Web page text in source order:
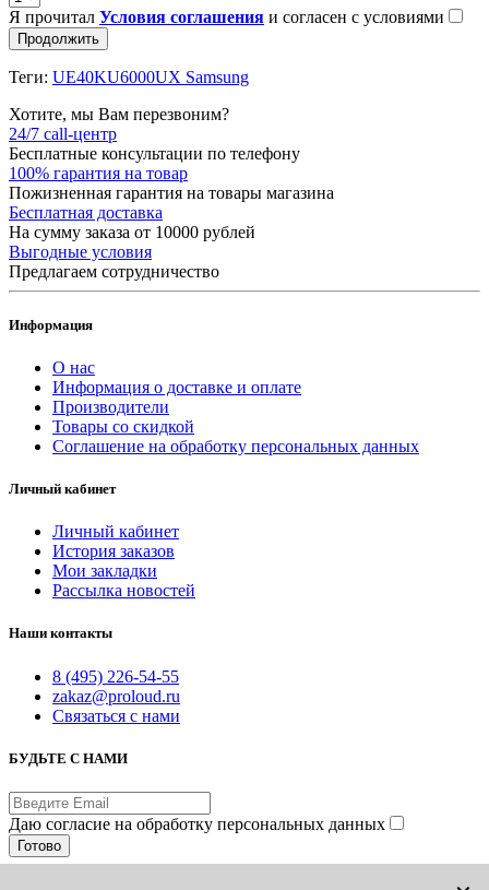
Я прочитал Условия соглашения и согласен с условиями
Продолжить
Теги: UE40KU6000UX Samsung
Хотите, мы Вам перезвоним?
24/7 call-центр
Бесплатные консультации по телефону
100% гарантия на товар
Пожизненная гарантия на товары магазина
Бесплатная доставка
На сумму заказа от 10000 рублей
Выгодные условия
Предлагаем сотрудничество
Информация
О нас
Информация о доставке и оплате
Производители
Товары со скидкой
Соглашение на обработку персональных данных
Личный кабинет
Личный кабинет
История заказов
Мои закладки
Рассылка новостей
Наши контакты
8 (495) 226-54-55
zakaz@proloud.ru
Связаться с нами
БУДЬТЕ С НАМИ
Даю согласие на обработку персональных данных
Готово